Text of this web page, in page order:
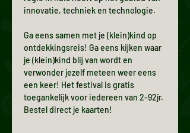
innovatie, techniek en technologie.
Ga eens samen met je (klein)kind op
ontdekkingsreis! Ga eens kijken waar
je (klein)kind blij van wordt en
verwonder jezelf meteen weer eens
een keer! Het festival is gratis
toegankelijk voor iedereen van 2-92jr.
Bestel direct je kaarten!